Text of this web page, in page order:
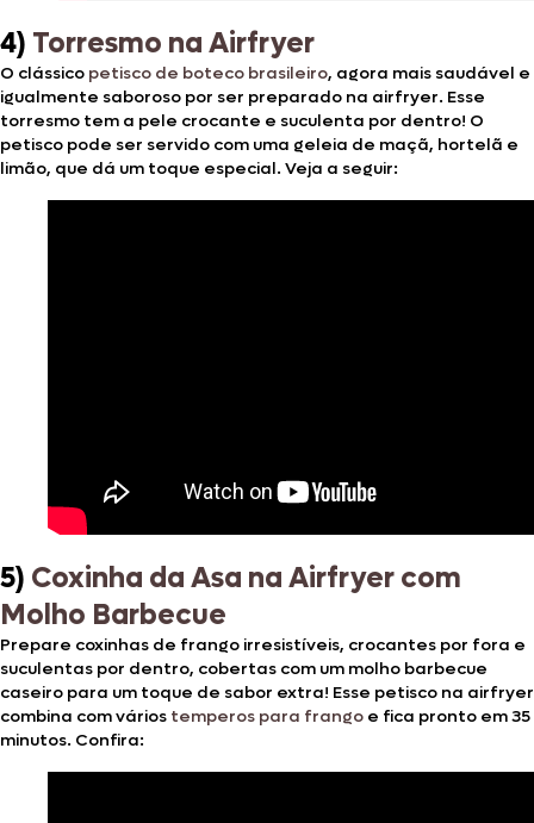
4) Torresmo na Airfryer
O clássico petisco de boteco brasileiro, agora mais saudável e
igualmente saboroso por ser preparado na airfryer. Esse
torresmo tem a pele crocante e suculenta por dentro! O
petisco pode ser servido com uma geleia de maçã, hortelã e
limão, que dá um toque especial. Veja a seguir:
5) Coxinha da Asa na Airfryer com
Molho Barbecue
Prepare coxinhas de frango irresistíveis, crocantes por fora e
suculentas por dentro, cobertas com um molho barbecue
caseiro para um toque de sabor extra! Esse petisco na airfryer
combina com vários temperos para frango e fica pronto em 35
minutos. Confira: